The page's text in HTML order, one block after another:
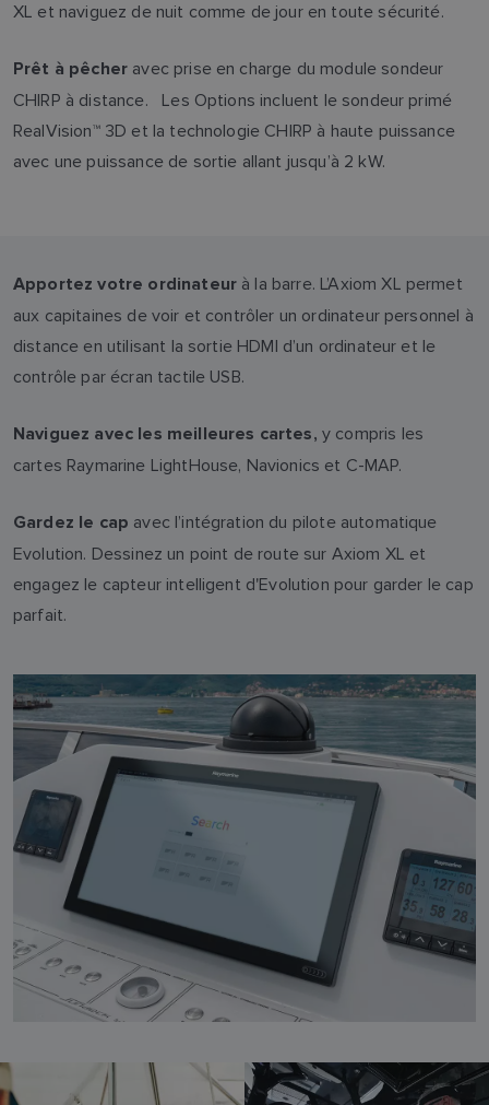
XL et naviguez de nuit comme de jour en toute sécurité.
Prêt à pêcher avec prise en charge du module sondeur
CHIRP à distance. Les Options incluent le sondeur primé
RealVision™ 3D et la technologie CHIRP à haute puissance
avec une puissance de sortie allant jusqu’à 2 kW.
Apportez votre ordinateur à la barre. L’Axiom XL permet
aux capitaines de voir et contrôler un ordinateur personnel à
distance en utilisant la sortie HDMI d’un ordinateur et le
contrôle par écran tactile USB.
Naviguez avec les meilleures cartes, y compris les
cartes Raymarine LightHouse, Navionics et C-MAP.
Gardez le cap avec l’intégration du pilote automatique
Evolution. Dessinez un point de route sur Axiom XL et
engagez le capteur intelligent d'Evolution pour garder le cap
parfait.